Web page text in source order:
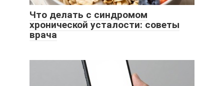
Что делать с синдромом
хронической усталости: советы
врача